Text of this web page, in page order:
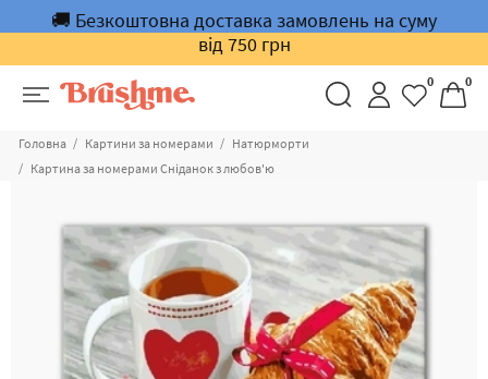
🚚 Безкоштовна доставка замовлень на суму
від 750 грн
0 0
Головна Картини за номерами
Натюрморти
Картина за номерами Сніданок з любов'ю